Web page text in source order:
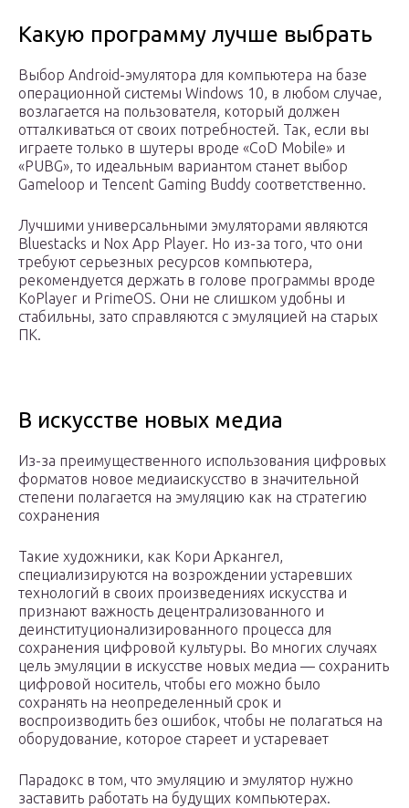
Какую программу лучше выбрать
Выбор Android-эмулятора для компьютера на базе
операционной системы Windows 10, в любом случае,
возлагается на пользователя, который должен
отталкиваться от своих потребностей. Так, если вы
играете только в шутеры вроде «CoD Mobile» и
«PUBG», то идеальным вариантом станет выбор
Gameloop и Tencent Gaming Buddy соответственно.
Лучшими универсальными эмуляторами являются
Bluestacks и Nox App Player. Но из-за того, что они
требуют серьезных ресурсов компьютера,
рекомендуется держать в голове программы вроде
KoPlayer и PrimeOS. Они не слишком удобны и
стабильны, зато справляются с эмуляцией на старых
ПК.
В искусстве новых медиа
Из-за преимущественного использования цифровых
форматов новое медиаискусство в значительной
степени полагается на эмуляцию как на стратегию
сохранения
Такие художники, как Кори Аркангел,
специализируются на возрождении устаревших
технологий в своих произведениях искусства и
признают важность децентрализованного и
деинституционализированного процесса для
сохранения цифровой культуры. Во многих случаях
цель эмуляции в искусстве новых медиа — сохранить
цифровой носитель, чтобы его можно было
сохранять на неопределенный срок и
воспроизводить без ошибок, чтобы не полагаться на
оборудование, которое стареет и устаревает
Парадокс в том, что эмуляцию и эмулятор нужно
заставить работать на будущих компьютерах.